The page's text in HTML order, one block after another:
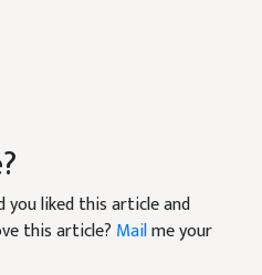
you liked this article and
this article? Mailme your